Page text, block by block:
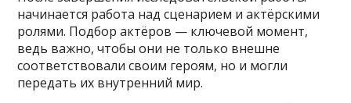
начинается работа над сценарием и актёрскими
ролями. Подбор актёров — ключевой момент,
ведь важно, чтобы они не только внешне
соответствовали своим героям, но и могли
передать их внутренний мир.